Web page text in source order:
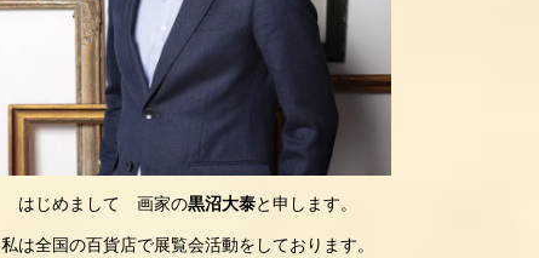
はじめまして 画家の黒沼大泰と申します。
私は全国の百貨店で展覧会活動をしております。